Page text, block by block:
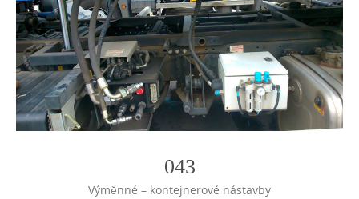
043
Výměnné – kontejnerové nástavby